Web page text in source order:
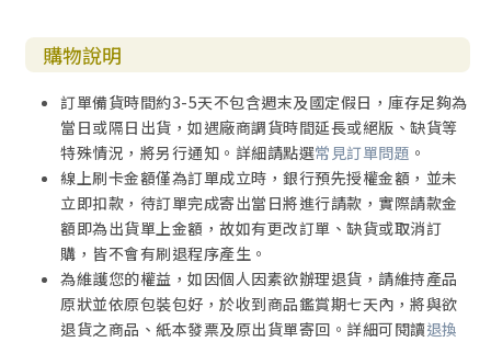
購物說明
訂單備貨時間約3-5天不包含週末及國定假日，庫存足夠為
當日或隔日出貨，如遇廠商調貨時間延長或絕版、缺貨等
特殊情況，將另行通知。詳細請點選常見訂單問題 。
線上刷卡金額僅為訂單成立時，銀行預先授權金額，並未
立即扣款，待訂單完成寄出當日將進行請款，實際請款金
額即為出貨單上金額，故如有更改訂單、缺貨或取消訂
購，皆不會有刷退程序產生。
為維護您的權益，如因個人因素欲辦理退貨，請維持產品
原狀並依原包裝包好，於收到商品鑑賞期七天內，將與欲
退貨之商品、紙本發票及原出貨單寄回。詳細可閱讀退換